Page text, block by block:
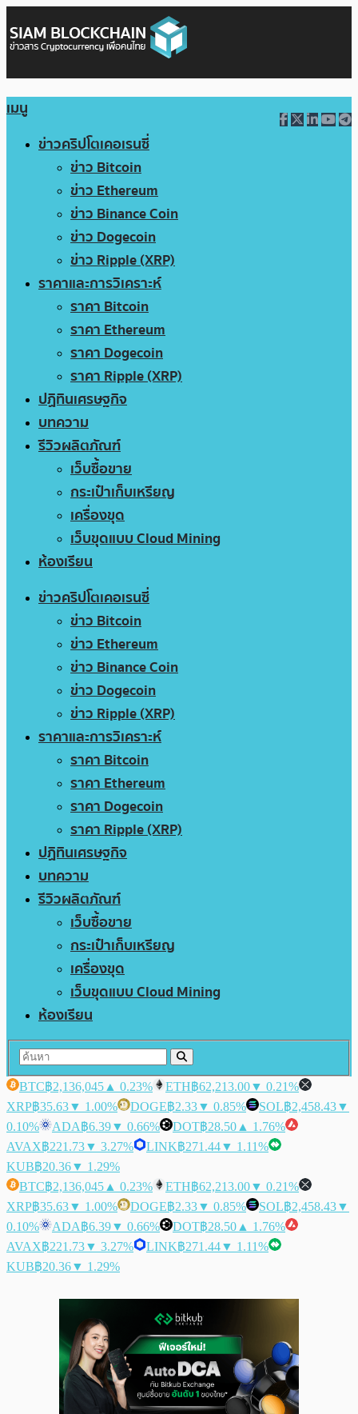
เมนู
ข่าวคริปโตเคอเรนซี่
ข่าว Bitcoin
ข่าว Ethereum
ข่าว Binance Coin
ข่าว Dogecoin
ข่าว Ripple (XRP)
ราคาและการวิเคราะห์
ราคา Bitcoin
ราคา Ethereum
ราคา Dogecoin
ราคา Ripple (XRP)
ปฏิทินเศรษฐกิจ
บทความ
รีวิวผลิตภัณฑ์
เว็บซื้อขาย
กระเป๋าเก็บเหรียญ
เครื่องขุด
เว็บขุดแบบ Cloud Mining
ห้องเรียน
ข่าวคริปโตเคอเรนซี่
ข่าว Bitcoin
ข่าว Ethereum
ข่าว Binance Coin
ข่าว Dogecoin
ข่าว Ripple (XRP)
ราคาและการวิเคราะห์
ราคา Bitcoin
ราคา Ethereum
ราคา Dogecoin
ราคา Ripple (XRP)
ปฏิทินเศรษฐกิจ
บทความ
รีวิวผลิตภัณฑ์
เว็บซื้อขาย
กระเป๋าเก็บเหรียญ
เครื่องขุด
เว็บขุดแบบ Cloud Mining
ห้องเรียน
BTC฿2,136,045 ▲ 0.23% ETH฿62,213.00▼ 0.21%
XRP฿35.63▼ 1.00% DOGE฿2.33▼ 0.85% SOL฿2,458.43▼
0.10%
ADA฿6.39▼ 0.66% DOT฿28.50 ▲ 1.76%
AVAX฿221.73▼ 3.27% LINK฿271.44▼ 1.11%
KUB฿20.36▼ 1.29%
BTC฿2,136,045 ▲ 0.23% ETH฿62,213.00▼ 0.21%
XRP฿35.63▼ 1.00% DOGE฿2.33▼ 0.85% SOL฿2,458.43▼
0.10%
ADA฿6.39▼ 0.66% DOT฿28.50 ▲ 1.76%
AVAX฿221.73▼ 3.27% LINK฿271.44▼ 1.11%
KUB฿20.36▼ 1.29%